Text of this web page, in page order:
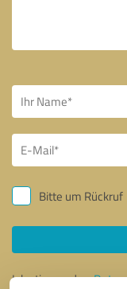
Bitte um Rückruf
Ich stimme den